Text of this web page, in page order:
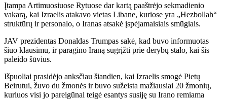
Įtampa Artimuosiuose Rytuose dar kartą paaštrėjo sekmadienio
vakarą, kai Izraelis atakavo vietas Libane, kuriose yra „Hezbollah“
struktūrų ir personalo, o Iranas atsakė įspėjamaisiais smūgiais.
JAV prezidentas Donaldas Trumpas sakė, kad buvo informuotas
šiuo klausimu, ir paragino Iraną sugrįžti prie derybų stalo, kai šis
paleido šūvius.
Išpuoliai prasidėjo anksčiau šiandien, kai Izraelis smogė Pietų
Beirutui, žuvo du žmonės ir buvo sužeista mažiausiai 20 žmonių,
kuriuos visi jo pareigūnai teigė esantys susiję su Irano remiama